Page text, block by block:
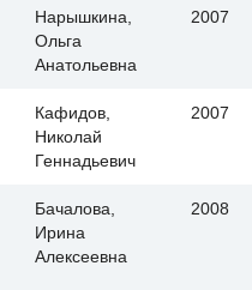
Нарышкина,
Ольга
Анатольевна
2007
Кафидов,
Николай
Геннадьевич
2007
Бачалова,
Ирина
Алексеевна
2008